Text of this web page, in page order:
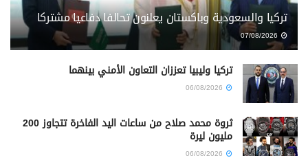
تركيا والسعودية وباكستان يعلنون تحالفا دفاعيا مشتركا
تركيا وليبيا تعززان التعاون الأمني بينهما
ثروة محمد صلاح من ساعات اليد الفاخرة تتجاوز 200
مليون ليرة